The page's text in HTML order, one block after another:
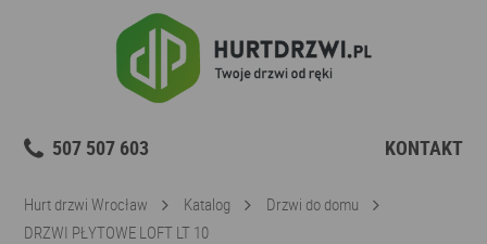
507 507 603 KONTAKT
Hurt drzwi Wrocław Katalog
Drzwi do domu
DRZWI PŁYTOWE LOFT LT 10